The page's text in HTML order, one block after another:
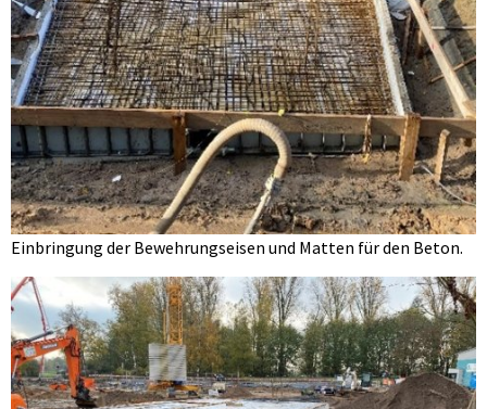
Einbringung der Bewehrungseisen und Matten für den Beton.